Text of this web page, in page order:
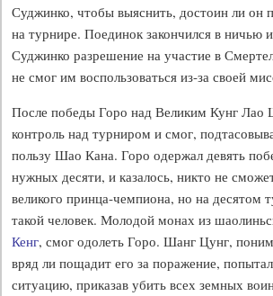
Суджинко, чтобы выяснить, достоин ли он
на турнире. Поединок закончился в ничью
Суджинко разрешение на участие в
не смог им воспользоваться из-за своей
После победы Горо над Великим Кунг Лао
контроль над турниром и смог,
пользу Шао Кана. Горо одержал девять
нужных десяти, и казалось, никто не
великого принца-чемпиона, но на десятом
такой человек. Молодой монах из
Кенг, смог одолеть Горо. Шанг Цунг,
вряд ли пощадит его за поражение,
ситуацию, приказав убить всех земных